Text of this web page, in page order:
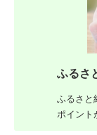
ふるさ
ふるさと
ポイント